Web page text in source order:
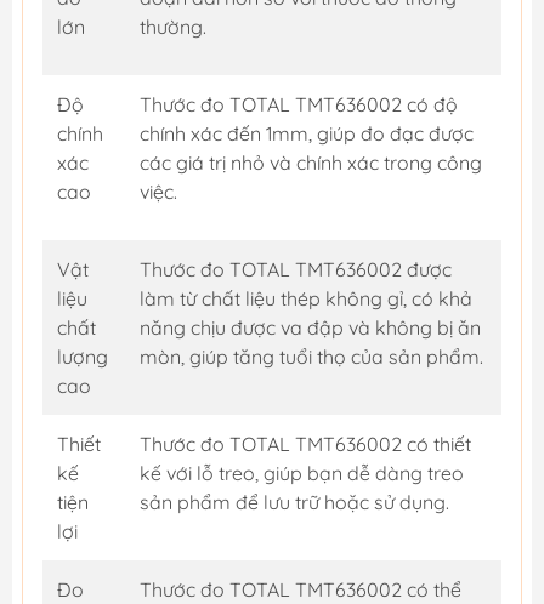
lớn
thường.
Độ
chính
xác
cao
Thước đo TOTAL TMT636002 có độ
chính xác đến 1mm, giúp đo đạc được
các giá trị nhỏ và chính xác trong công
việc.
Vật
liệu
chất
lượng
cao
Thước đo TOTAL TMT636002 được
làm từ chất liệu thép không gỉ, có khả
năng chịu được va đập và không bị ăn
mòn, giúp tăng tuổi thọ của sản phẩm.
Thiết
kế
tiện
lợi
Thước đo TOTAL TMT636002 có thiết
kế với lỗ treo, giúp bạn dễ dàng treo
sản phẩm để lưu trữ hoặc sử dụng.
Đo
Thước đo TOTAL TMT636002 có thể